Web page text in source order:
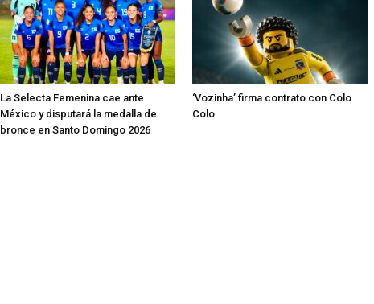
La Selecta Femenina cae ante
México y disputará la medalla de
bronce en Santo Domingo 2026
‘Vozinha’ firma contrato con Colo
Colo